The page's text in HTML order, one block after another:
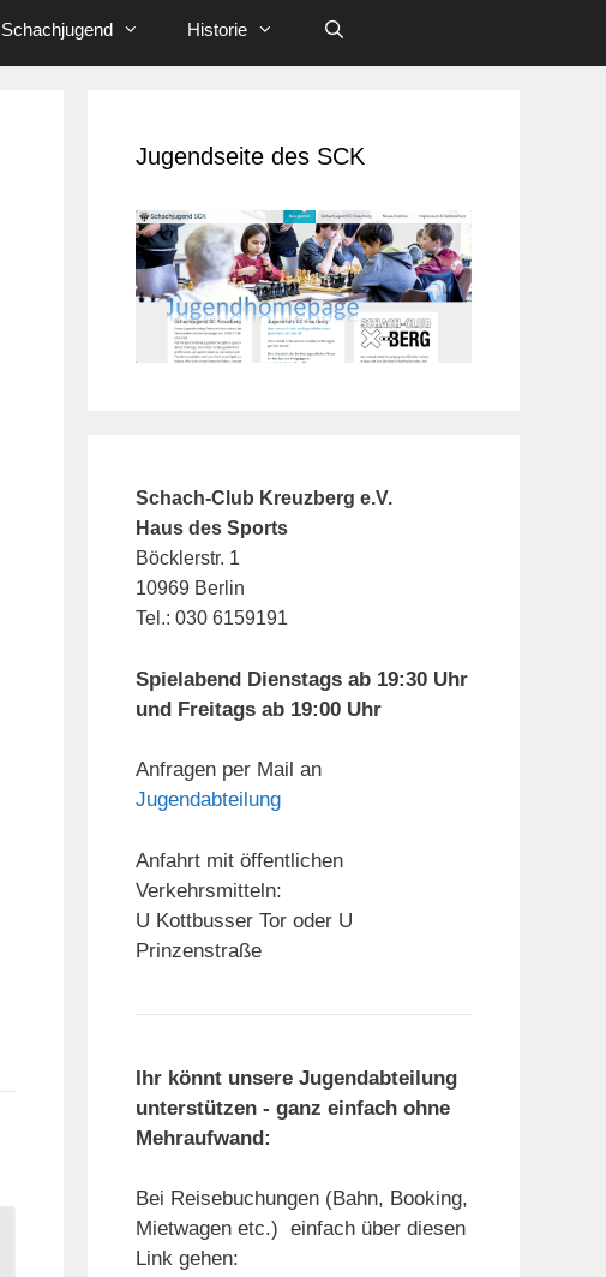
Schachjugend Historie
Jugendseite des SCK
Schach-Club Kreuzberg e.V.
Haus des Sports
Böcklerstr. 1
10969 Berlin
Tel.: 030 6159191
Spielabend Dienstags ab 19:30 Uhr
und Freitags ab 19:00 Uhr
Anfragen per Mail an
Jugendabteilung
Anfahrt mit öffentlichen
Verkehrsmitteln:
U Kottbusser Tor oder U
Prinzenstraße
Ihr könnt unsere Jugendabteilung
unterstützen - ganz einfach ohne
Mehraufwand:
Bei Reisebuchungen (Bahn, Booking,
Mietwagen etc.) einfach über diesen
Link gehen: